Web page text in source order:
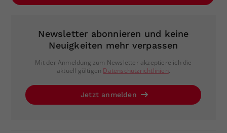
Newsletter abonnieren und keine
Neuigkeiten mehr verpassen
Mit der Anmeldung zum Newsletter akzeptiere ich die
aktuell gültigen Datenschutzrichtlinien.
Jetzt anmelden